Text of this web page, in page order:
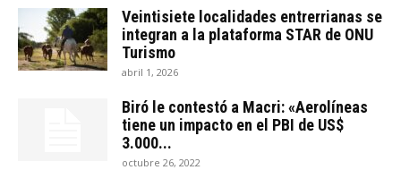
Veintisiete localidades entrerrianas se
integran a la plataforma STAR de ONU
Turismo
abril 1, 2026
Biró le contestó a Macri: «Aerolíneas
tiene un impacto en el PBI de US$
3.000...
octubre 26, 2022